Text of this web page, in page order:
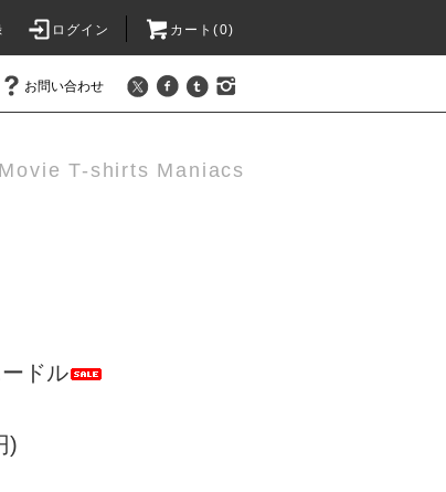
ログイン カート(0)
お問い合わせ
Movie T-shirts Maniacs
ドル
)